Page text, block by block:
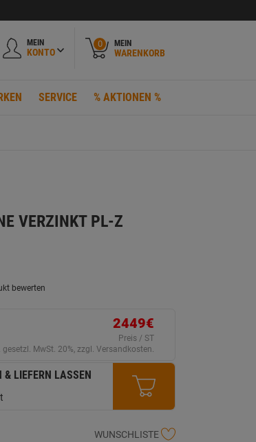
MEIN
KONTO
0 MEIN
WARENKORB
SERVICE % AKTIONEN %
VERZINKT PL-Z
bewerten
2449€
Preis / ST
gesetzl. MwSt. 20%, zzgl. Versandkosten.
& LIEFERN LASSEN
WUNSCHLISTE